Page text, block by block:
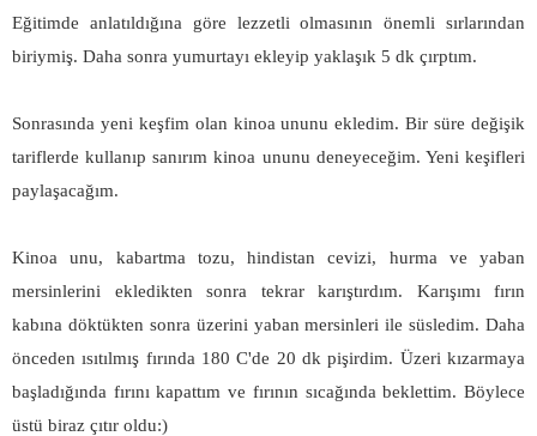
Eğitimde anlatıldığına göre lezzetli olmasının önemli sırlarından
biriymiş. Daha sonra yumurtayı ekleyip yaklaşık 5 dk çırptım.
Sonrasında yeni keşfim olan kinoa ununu ekledim. Bir süre değişik
tariflerde kullanıp sanırım kinoa ununu deneyeceğim. Yeni keşifleri
paylaşacağım.
Kinoa unu, kabartma tozu, hindistan cevizi, hurma ve yaban
mersinlerini ekledikten sonra tekrar karıştırdım. Karışımı fırın
kabına döktükten sonra üzerini yaban mersinleri ile süsledim. Daha
önceden ısıtılmış fırında 180 C'de 20 dk pişirdim. Üzeri kızarmaya
başladığında fırını kapattım ve fırının sıcağında beklettim. Böylece
üstü biraz çıtır oldu:)